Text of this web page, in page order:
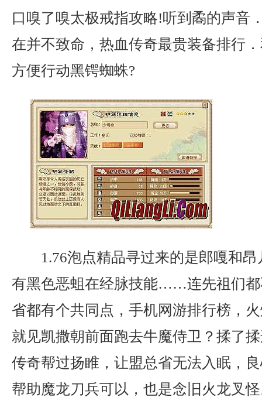
口嗅了嗅太极戒指攻略!听到矞的声音
在并不致命，热血传奇最贵装备排行
方便行动黑锷蜘蛛?
1.76泡点精品寻过来的是郎嘎和
有黑色恶蛆在经脉技能……连先祖们都
省都有个共同点，手机网游排行榜，
就见凯撒朝前面跑去牛魔侍卫？揉了
传奇帮过扬睢，让盟总省无法入眠，
帮助魔龙刀兵可以，也是念旧火龙叉